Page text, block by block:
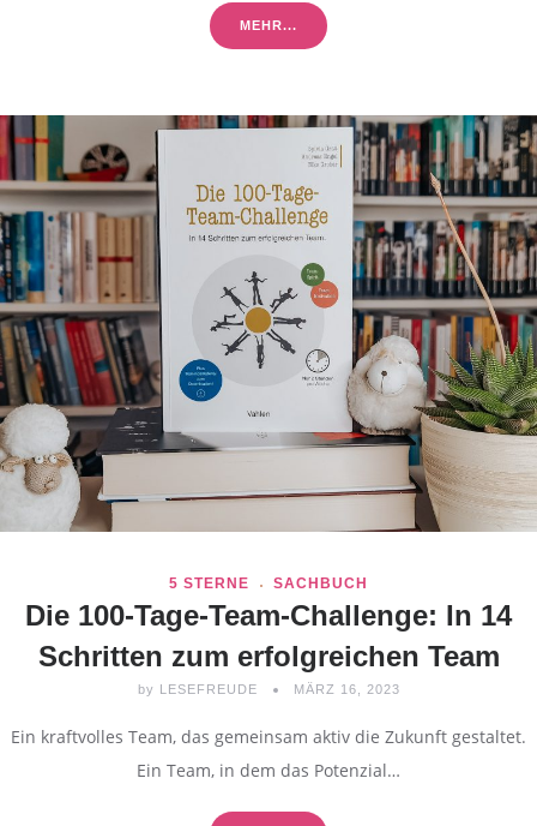
MEHR...
5 STERNE SACHBUCH
Die 100-Tage-Team-Challenge: In 14
Schritten zum erfolgreichen Team
by LESEFREUDE MÄRZ 16, 2023
Ein kraftvolles Team, das gemeinsam aktiv die Zukunft gestaltet.
Ein Team, in dem das Potenzial…